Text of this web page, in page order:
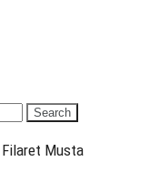
Filaret Musta